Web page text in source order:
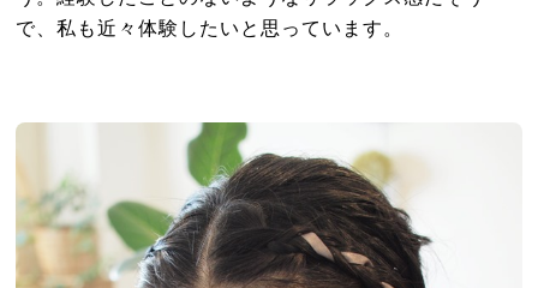
で、私も近々体験したいと思っています。